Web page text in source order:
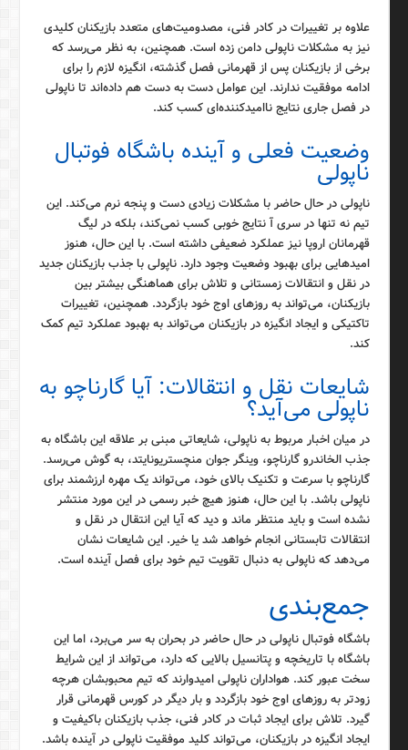
علاوه بر تغییرات در کادر فنی، مصدومیت‌های متعدد بازیکنان کلیدی
نیز به مشکلات ناپولی دامن زده است. همچنین، به نظر می‌رسد که
برخی از بازیکنان پس از قهرمانی فصل گذشته، انگیزه لازم را برای
ادامه موفقیت ندارند. این عوامل دست به دست هم داده‌اند تا ناپولی
در فصل جاری نتایج ناامیدکننده‌ای کسب کند.
وضعیت فعلی و آینده باشگاه فوتبال
ناپولی
ناپولی در حال حاضر با مشکلات زیادی دست و پنجه نرم می‌کند. این
تیم نه تنها در سری آ نتایج خوبی کسب نمی‌کند، بلکه در لیگ
قهرمانان اروپا نیز عملکرد ضعیفی داشته است. با این حال، هنوز
امیدهایی برای بهبود وضعیت وجود دارد. ناپولی با جذب بازیکنان جدید
در نقل و انتقالات زمستانی و تلاش برای هماهنگی بیشتر بین
بازیکنان، می‌تواند به روزهای اوج خود بازگردد. همچنین، تغییرات
تاکتیکی و ایجاد انگیزه در بازیکنان می‌تواند به بهبود عملکرد تیم کمک
کند.
شایعات نقل و انتقالات: آیا گارناچو به
ناپولی می‌آید؟
در میان اخبار مربوط به ناپولی، شایعاتی مبنی بر علاقه این باشگاه به
جذب الخاندرو گارناچو، وینگر جوان منچستریونایتد، به گوش می‌رسد.
گارناچو با سرعت و تکنیک بالای خود، می‌تواند یک مهره ارزشمند برای
ناپولی باشد. با این حال، هنوز هیچ خبر رسمی در این مورد منتشر
نشده است و باید منتظر ماند و دید که آیا این انتقال در نقل و
انتقالات تابستانی انجام خواهد شد یا خیر. این شایعات نشان
می‌دهد که ناپولی به دنبال تقویت تیم خود برای فصل آینده است.
جمع‌بندی
باشگاه فوتبال ناپولی در حال حاضر در بحران به سر می‌برد، اما این
باشگاه با تاریخچه و پتانسیل بالایی که دارد، می‌تواند از این شرایط
سخت عبور کند. هواداران ناپولی امیدوارند که تیم محبوبشان هرچه
زودتر به روزهای اوج خود بازگردد و بار دیگر در کورس قهرمانی قرار
گیرد. تلاش برای ایجاد ثبات در کادر فنی، جذب بازیکنان باکیفیت و
ایجاد انگیزه در بازیکنان، می‌تواند کلید موفقیت ناپولی در آینده باشد.